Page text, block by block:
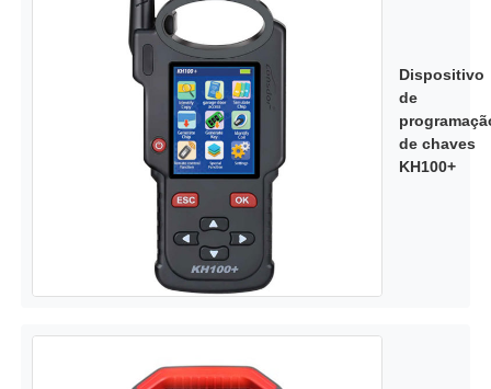
Dispositivo
de
de chaves
KH100+